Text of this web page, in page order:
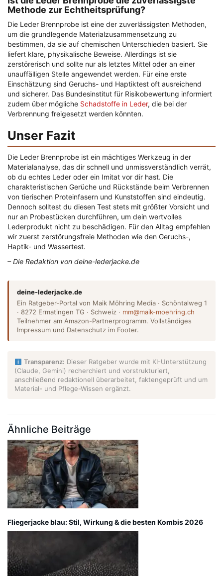
Methode zur Echtheitsprüfung?
Die Leder Brennprobe ist eine der zuverlässigsten Methoden,
um die grundlegende Materialzusammensetzung zu
bestimmen, da sie auf chemischen Unterschieden basiert. Sie
liefert klare, physikalische Beweise. Allerdings ist sie
zerstörerisch und sollte nur als letztes Mittel oder an einer
unauffälligen Stelle angewendet werden. Für eine erste
Einschätzung sind Geruchs- und Haptiktest oft ausreichend
und sicherer. Das Bundesinstitut für Risikobewertung informiert
zudem über mögliche Schadstoffe in Leder, die bei der
Verbrennung freigesetzt werden könnten.
Unser Fazit
Die Leder Brennprobe ist ein mächtiges Werkzeug in der
Materialanalyse, das dir schnell und unmissverständlich verrät,
ob du echtes Leder oder ein Imitat vor dir hast. Die
charakteristischen Gerüche und Rückstände beim Verbrennen
von tierischen Proteinfasern und Kunststoffen sind eindeutig.
Dennoch solltest du diesen Test stets mit größter Vorsicht und
nur an Probestücken durchführen, um dein wertvolles
Lederprodukt nicht zu beschädigen. Für den Alltag empfehlen
wir zuerst zerstörungsfreie Methoden wie den Geruchs-,
Haptik- und Wassertest.
– Die Redaktion von deine-lederjacke.de
deine-lederjacke.de
Ein Ratgeber-Portal von Maik Möhring Media · Schöntalweg 1
· 8272 Ermatingen TG · Schweiz · mm@maik-moehring.ch
Teilnehmer am Amazon-Partnerprogramm. Vollständiges
Impressum und Datenschutz im Footer.
Transparenz: Dieser Ratgeber wurde mit KI-Unterstützung
(Claude, Gemini) recherchiert und vorstrukturiert,
anschließend redaktionell überarbeitet, faktengeprüft und um
Material- und Pflege-Wissen ergänzt.
Ähnliche Beiträge
Fliegerjacke blau: Stil, Wirkung & die besten Kombis 2026